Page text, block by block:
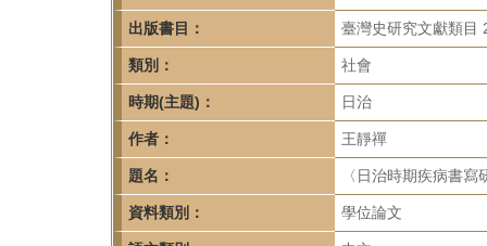
灣
史
研
究
所-
出版書目： 臺灣史研究文獻類目
類別： 社會
時期(主題)： 日治
作者： 王靜禪
題名： 〈日治時期疾病書
資料類別： 學位論文